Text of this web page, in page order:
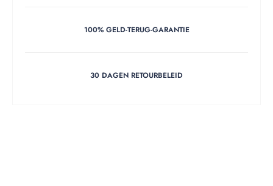
100% GELD-TERUG-GARANTIE
30 DAGEN RETOURBELEID